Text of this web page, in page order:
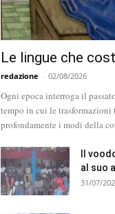
Le lingue che
redazione - 02/08/2026
Ogni epoca interroga il
tempo in cui le
profondamente i modi della
Il
al suo
31/07/